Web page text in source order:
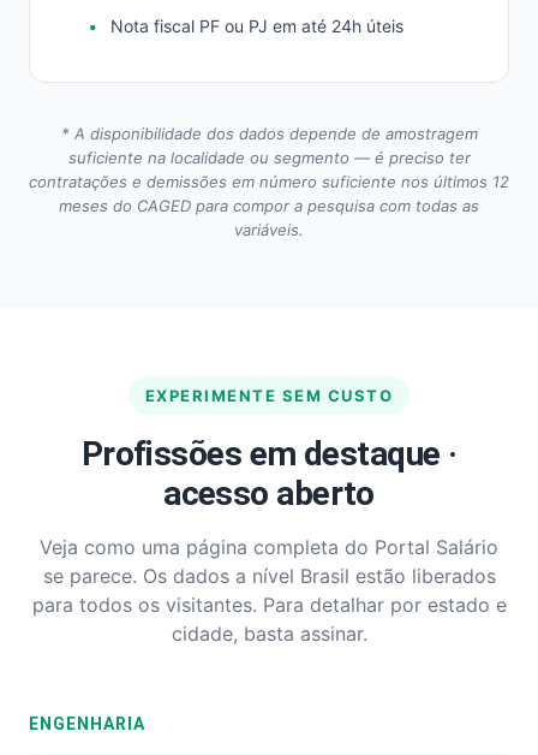
Nota fiscal PF ou PJ em até 24h úteis
* A disponibilidade dos dados depende de amostragem
suficiente na localidade ou segmento — é preciso ter
contratações e demissões em número suficiente nos últimos 12
meses do CAGED para compor a pesquisa com todas as
variáveis.
EXPERIMENTE SEM CUSTO
Profissões em destaque ·
acesso aberto
Veja como uma página completa do Portal Salário
se parece. Os dados a nível Brasil estão liberados
para todos os visitantes. Para detalhar por estado e
cidade, basta assinar.
ENGENHARIA